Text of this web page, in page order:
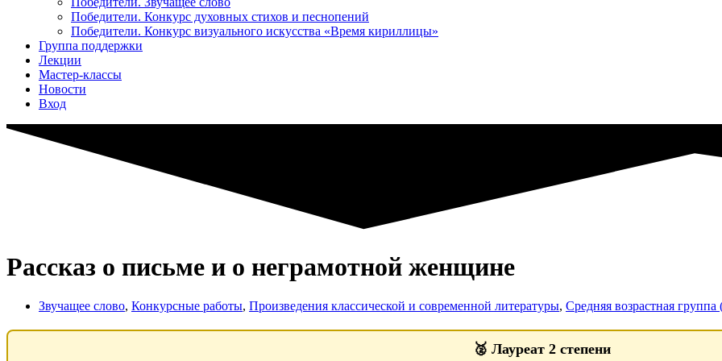
Победители. Конкурс духовных стихов и песнопений
Победители. Конкурс визуального искусства «Время кириллицы»
Группа поддержки
Лекции
Мастер-классы
Новости
Вход
Рассказ о письме и о неграмотной женщине
Звучащее слово, Конкурсные работы, Произведения классической и современной литературы, Средняя возрастная группа
🥈 Лауреат 2 степени